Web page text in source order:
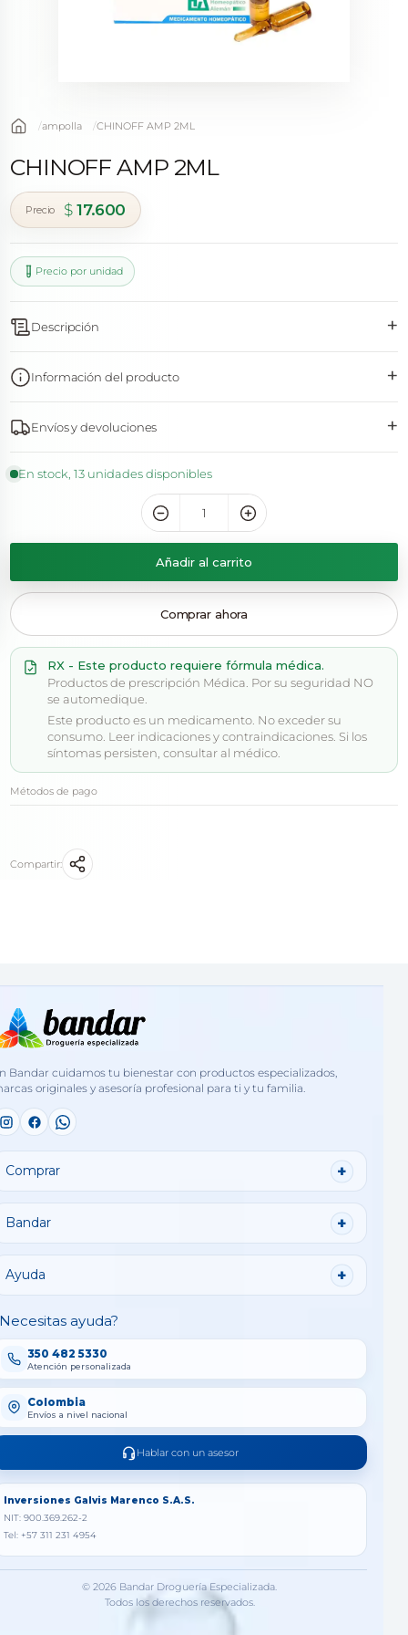
ampolla CHINOFF AMP 2ML
CHINOFF AMP 2ML
$17.600
Precio por unidad
Descripción +
Información del producto +
Envíos y devoluciones +
En stock, 13 unidades disponibles
Añadir al carrito
Comprar ahora
RX - Este producto requiere fórmula médica.
Productos de prescripción Médica. Por su seguridad NO
se automedique.
Este producto es un medicamento. No exceder su
consumo. Leer indicaciones y contraindicaciones. Si los
síntomas persisten, consultar al médico.
Métodos de pago
Compartir:
Bandar cuidamos tu bienestar con productos especializados,
originales y asesoría profesional para ti y tu familia.
Comprar
Bandar
Ayuda
ayuda?
350 482 5330
Atención personalizada
Colombia
Envíos a nivel nacional
Hablar con un asesor
Inversiones Galvis Marenco S.A.S.
NIT: 900.369.262-2
Tel: +57 311 231 4954
© 2026 Bandar Droguería Especializada.
Todos los derechos reservados.